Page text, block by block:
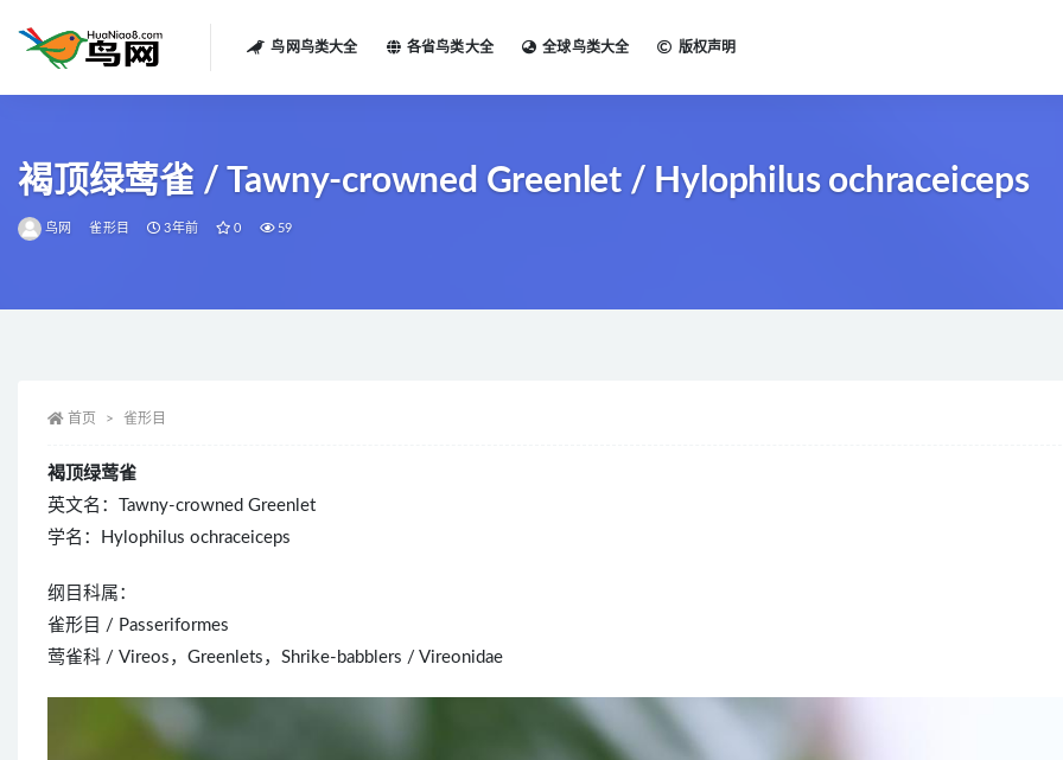
鸟网鸟类大全 各省鸟类大全 全球鸟类大全 版权声明
褐顶绿莺雀 / Tawny-crowned Greenlet / Hylophilus ochraceiceps
鸟网 雀形目 3年前 0 59
首页 雀形目
褐顶绿莺雀
英文名：Tawny-crowned Greenlet
学名：Hylophilus ochraceiceps
纲目科属：
雀形目 / Passeriformes
莺雀科 / Vireos，Greenlets，Shrike-babblers / Vireonidae